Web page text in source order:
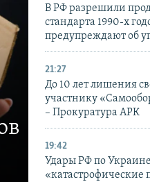
В РФ разрешили
стандарта 1990-х
предупреждают об
21:27
До 10 лет лишения
участнику
– Прокуратура АРК
19:42
Удары РФ по
«катастрофические